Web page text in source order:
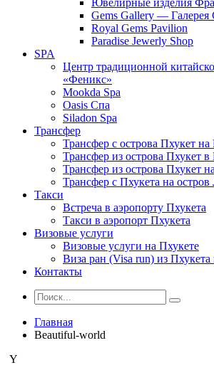
Ювелирные изделия
Gems Gallery — Галерея
Royal Gems Pavilion
Paradise Jewerly Shop
SPA
Центр традиционной
«Феникс»
Mookda Spa
Oasis Спа
Siladon Spa
Трансфер
Трансфер с острова Пхукет
Трансфер из острова Пхукет в
Трансфер из острова Пхукет
Трансфер с Пхукета на остров
Такси
Встреча в аэропорту Пхукета
Такси в аэропорт Пхукета
Визовые услуги
Визовые услуги на Пхукете
Виза ран (Visa run) из
Контакты
Главная
Beautiful-world